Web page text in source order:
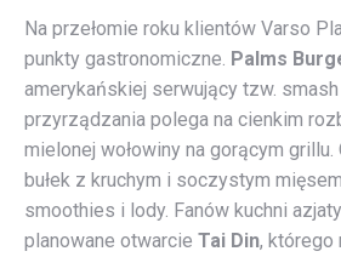
Na przełomie roku klientów Varso
punkty gastronomiczne. Palms
amerykańskiej serwujący tzw. smash
przyrządzania polega na cienkim
mielonej wołowiny na gorącym grillu.
bułek z kruchym i soczystym
smoothies i lody. Fanów kuchni
planowane otwarcie Tai Din, którego